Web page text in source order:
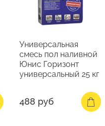
Универсальная
смесь пол наливной
Юнис Горизонт
универсальный 25 кг
488 руб